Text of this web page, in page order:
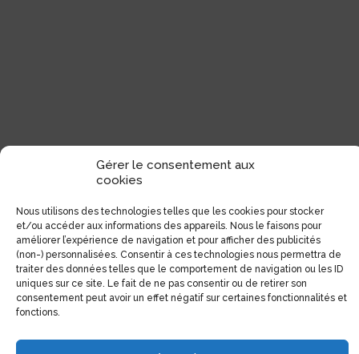
Gérer le consentement aux
cookies
Nous utilisons des technologies telles que les cookies pour stocker
et/ou accéder aux informations des appareils. Nous le faisons pour
améliorer l’expérience de navigation et pour afficher des publicités
(non-) personnalisées. Consentir à ces technologies nous permettra de
traiter des données telles que le comportement de navigation ou les ID
uniques sur ce site. Le fait de ne pas consentir ou de retirer son
consentement peut avoir un effet négatif sur certaines fonctionnalités et
fonctions.